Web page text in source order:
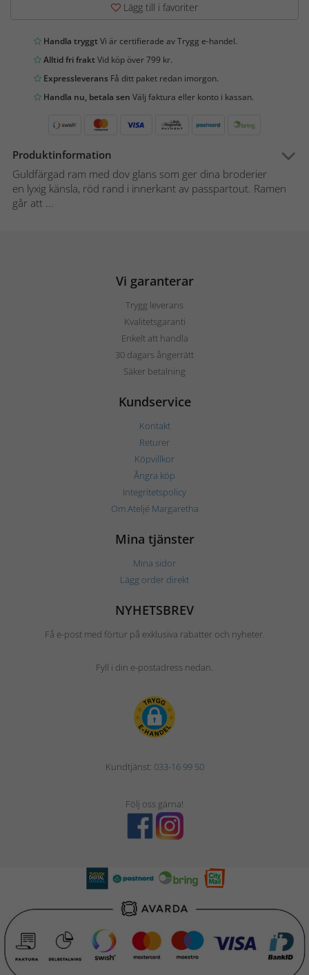
Lägg till i favoriter
Handla tryggtVi är certifierade av Trygg e-handel.
Alltid fri fraktVid köp över 799 kr.
Expressleverans Få ditt paket redan imorgon.
Handla nu, betala sen Välj faktura eller konto i kassan.
Produktinformation
Guldfärgad ram med dov glans som ger dina broderier
en lyxig känsla, röd rand i innerkant av passpartout. Ramen
går att ...
Vi garanterar
Trygg leverans
Kvalitetsgaranti
Enkelt att handla
30 dagars ångerrätt
Säker betalning
Kundservice
Kontakt
Returer
Köpvillkor
Ångra köp
Integritetspolicy
Om Ateljé Margaretha
Mina tjänster
Mina sidor
Lägg order direkt
NYHETSBREV
Få e-post med förtur på exklusiva rabatter och nyheter.
Fyll i din e-postadress nedan.
Kundtjänst: 033-16 99 50
Följ oss gärna!